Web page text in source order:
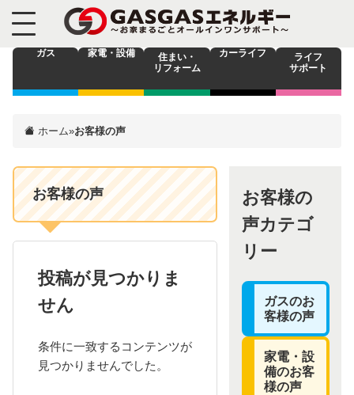
ガス 家電・設備
住まい・
リフォーム
カーライフ
ライフ
サポート
ホーム»お客様の声
お客様の声
投稿が見つかりま
せん
条件に一致するコンテンツが
見つかりませんでした。
お客様の
声カテゴ
リー
ガスのお
客様の声
家電・設
備のお客
様の声